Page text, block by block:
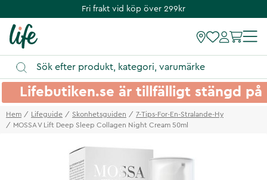
Fri frakt vid köp över 299kr
Lifebutiken.se är tillfälligt stängd
Hem Lifeguide Skonhetsguiden
7-Tips-For-En-Stralande-Hy
MOSSA V Lift Deep Sleep Collagen Night Cream 50ml